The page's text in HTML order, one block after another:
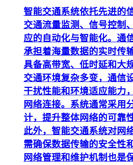
智能交通系统依托先进的
交通流量监测、信号控制
应的自动化与智能化。通
承担着海量数据的实时传
具备高带宽、低时延和大
交通环境复杂多变，通信
干扰性能和环境适应能力
网络连接。系统通常采用
计，提升整体网络的可靠
此外，智能交通系统对网
需确保数据传输的安全性
网络管理和维护机制也是